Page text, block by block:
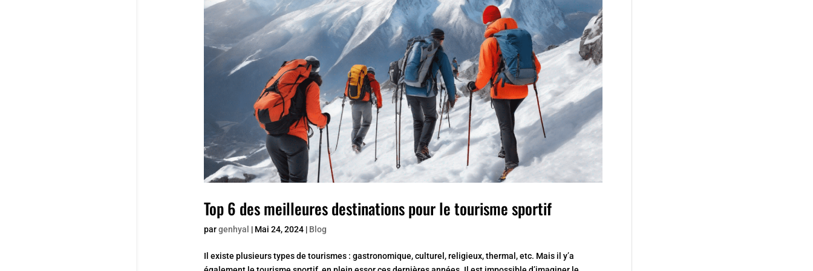
Top 6 des meilleures destinations pour le tourisme sportif
pargenhyal | Mai 24, 2024| Blog
Il existe plusieurs types de tourismes : gastronomique, culturel, religieux, thermal, etc. Mais il y’a